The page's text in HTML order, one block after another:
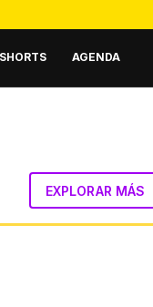
SHORTS AGENDA
EXPLORAR MÁS